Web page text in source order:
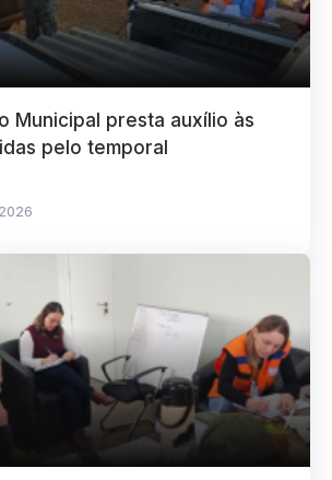
Municipal presta auxílio às
pelo temporal